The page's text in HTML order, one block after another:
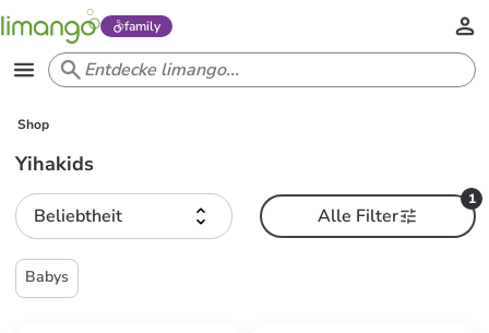
family
Shop
Yihakids
Beliebtheit
1
Alle Filter
Babys